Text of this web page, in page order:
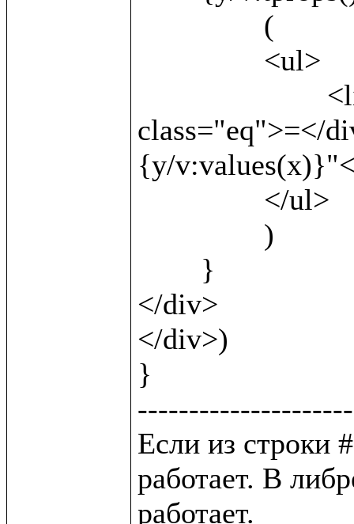
class="eq">=</
{y/
</div>
</div>)
}
Если из строки
работает. В
работает.